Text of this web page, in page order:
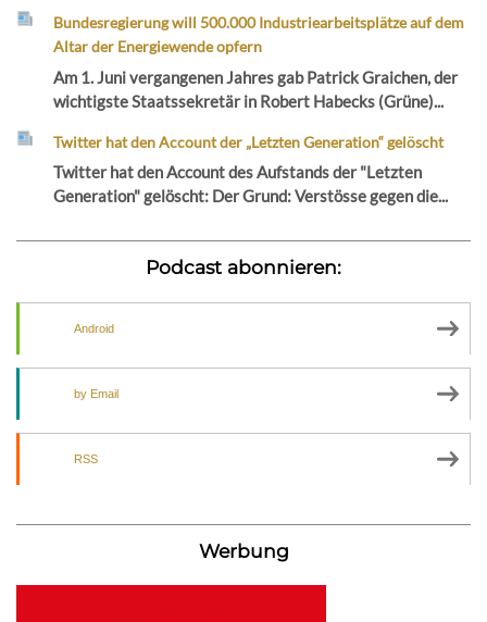
Bundesregierung will 500.000 Industriearbeitsplätze auf dem
Altar der Energiewende opfern
Am 1. Juni vergangenen Jahres gab Patrick Graichen, der
wichtigste Staatssekretär in Robert Habecks (Grüne)...
Twitter hat den Account der „Letzten Generation“ gelöscht
Twitter hat den Account des Aufstands der "Letzten
Generation" gelöscht: Der Grund: Verstösse gegen die...
Podcast abonnieren:
Android
by Email
RSS
Werbung